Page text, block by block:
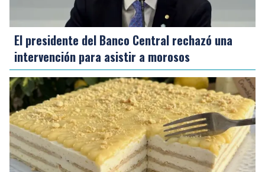
El presidente del Banco Central rechazó una
intervención para asistir a morosos